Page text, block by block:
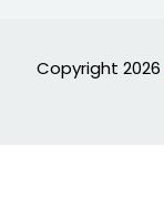
Copyright 2026